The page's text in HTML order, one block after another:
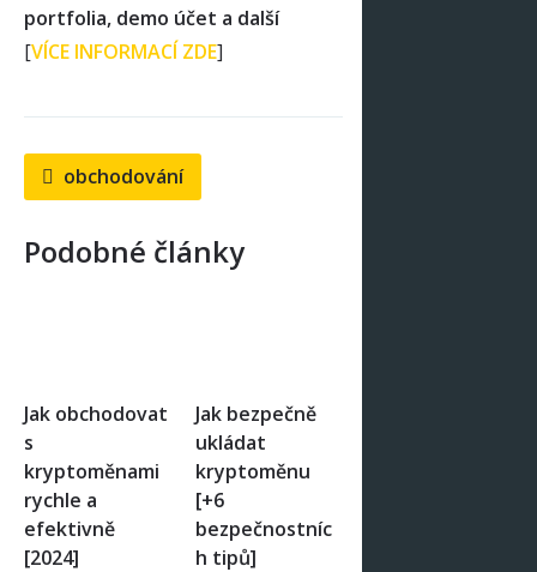
portfolia, demo účet a další
[VÍCE INFORMACÍ ZDE]
obchodování
Podobné články
Jak obchodovat
s
kryptoměnami
rychle a
efektivně
[2024]
Jak bezpečně
ukládat
kryptoměnu
[+6
bezpečnostníc
h tipů]